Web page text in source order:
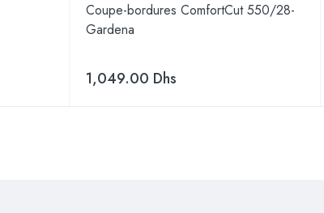
Coupe-bordures ComfortCut 550/28-
Gardena
1,049.00 Dhs